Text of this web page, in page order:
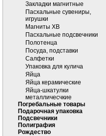
Закладки магнитные
Пасхальные сувениры,
игрушки
Магниты ХВ
Пасхальные подсвечники
Полотенца
Посуда, подставки
Салфетки
Упаковка для кулича
Яйца
Яйца керамические
Яйца-шкатулки
металличесчкие
Погребальные товары
Подарочная упаковка
Подсвечники
Полиграфия
Рождество